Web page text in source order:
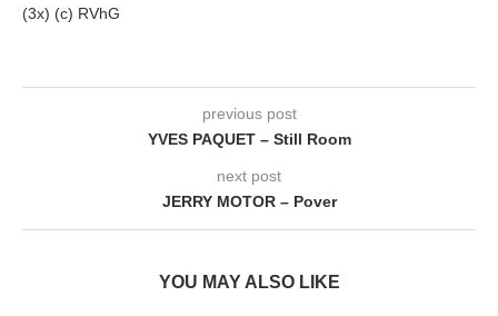
(3x) (c) RVhG
previous post
YVES PAQUET – Still Room
next post
JERRY MOTOR – Pover
YOU MAY ALSO LIKE